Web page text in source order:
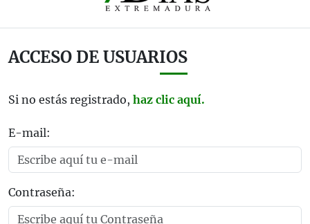
ACCESO DE USUARIOS
Si no estás registrado, haz clic aquí.
E-mail:
Contraseña: